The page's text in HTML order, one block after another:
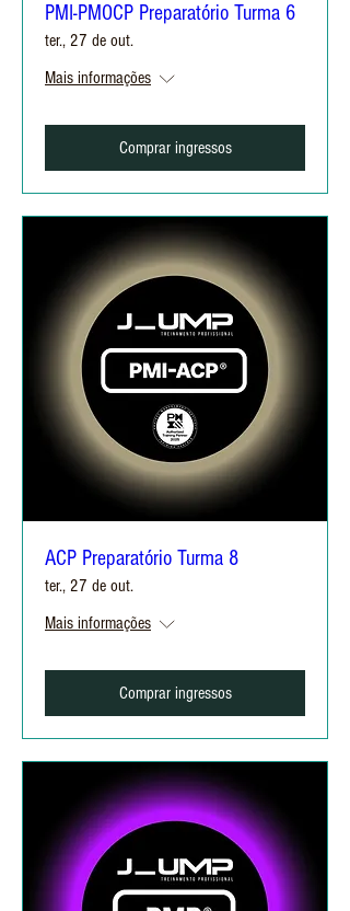
PMI-PMOCP Preparatório Turma 6
ter., 27 de out.
Mais informações
Comprar ingressos
ACP Preparatório Turma 8
ter., 27 de out.
Mais informações
Comprar ingressos